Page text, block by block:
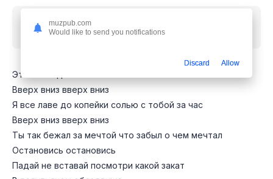
Скачать песню
лето
mp3 бесплатно
Это последнее лето лови его сейчас
Вверх вниз вверх вниз
Я все лаве до копейки солью с тобой за час
Вверх вниз вверх вниз
Ты так бежал за мечтой что забыл о чем мечтал
Остановись остановись
Падай не вставай посмотри какой закат
muzpub.com
Would like to send you notifications
Discard Allow